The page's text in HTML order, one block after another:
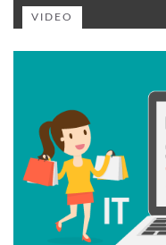
VIDEO